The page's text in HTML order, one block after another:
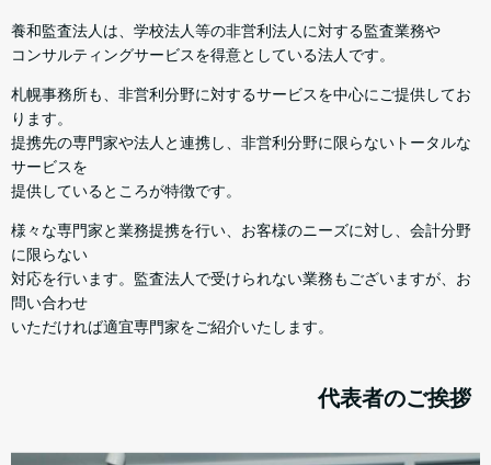
養和監査法人は、学校法人等の非営利法人に対する監査業務や
コンサルティングサービスを得意としている法人です。
札幌事務所も、非営利分野に対するサービスを中心にご提供してお
ります。
提携先の専門家や法人と連携し、非営利分野に限らないトータルな
サービスを
提供しているところが特徴です。
様々な専門家と業務提携を行い、お客様のニーズに対し、会計分野
に限らない
対応を行います。監査法人で受けられない業務もございますが、お
問い合わせ
いただければ適宜専門家をご紹介いたします。
代表者のご挨拶